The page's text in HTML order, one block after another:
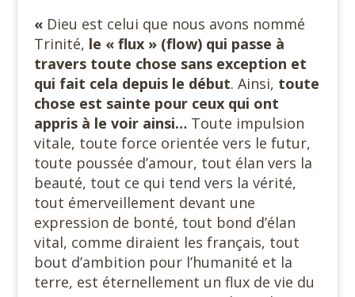
« Dieu est celui que nous avons nommé
Trinité, le « flux » (flow) qui passe à
travers toute chose sans exception et
qui fait cela depuis le début. Ainsi, toute
chose est sainte pour ceux qui ont
appris à le voir ainsi…Toute impulsion
vitale, toute force orientée vers le futur,
toute poussée d’amour, tout élan vers la
beauté, tout ce qui tend vers la vérité,
tout émerveillement devant une
expression de bonté, tout bond d’élan
vital, comme diraient les français, tout
bout d’ambition pour l’humanité et la
terre, est éternellement un flux de vie du